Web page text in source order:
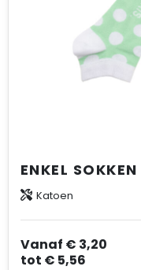
ENKEL
Katoen
Vanaf € 3,20
tot € 5,56